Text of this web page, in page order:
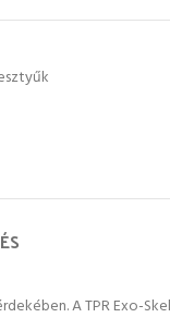
A TPR Exo-